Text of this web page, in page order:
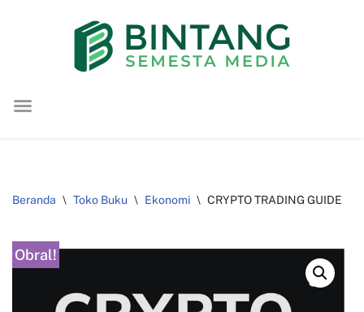
konten
Beranda \ Toko Buku \ Ekonomi \ CRYPTO TRADING GUIDE
Obral!